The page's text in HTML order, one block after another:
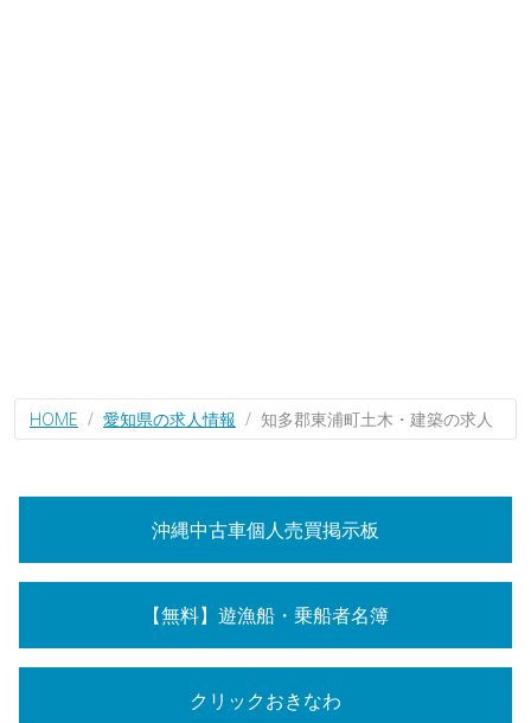
HOME 愛知県の求人情報 知多郡東浦町土木・建築の求人
沖縄中古車個人売買掲示板
【無料】遊漁船・乗船者名簿
クリックおきなわ